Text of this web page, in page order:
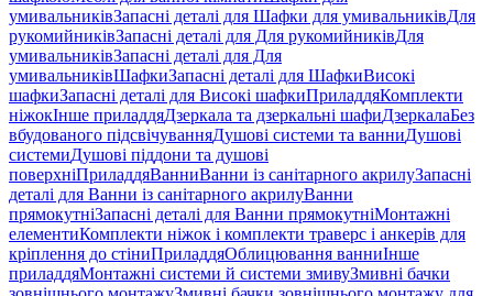
умивальниківЗапасні деталі для Шафки для умивальниківДля
рукомийниківЗапасні деталі для Для рукомийниківДля
умивальниківЗапасні деталі для Для
умивальниківШафкиЗапасні деталі для ШафкиВисокі
шафкиЗапасні деталі для Високі шафкиПриладдяКомплекти
ніжокІнше приладдяДзеркала та дзеркальні шафиДзеркалаБез
вбудованого підсвічуванняДушові системи та ванниДушові
системиДушові піддони та душові
поверхніПриладдяВанниВанни із санітарного акрилуЗапасні
деталі для Ванни із санітарного акрилуВанни
прямокутніЗапасні деталі для Ванни прямокутніМонтажні
елементиКомплекти ніжок і комплекти траверс і анкерів для
кріплення до стіниПриладдяОблицювання ванниІнше
приладдяМонтажні системи й системи змивуЗмивні бачки